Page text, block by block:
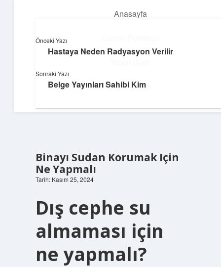
Anasayfa
Hakkımızda
Neşeli Fikir Köşesi
Hayatına neşe katan kısa hikayeler!
Binayı Sudan Korumak Için
Ne Yapmalı
Tarih: Kasım 25, 2024
Dış cephe su
almaması için
ne yapmalı?
Önceki Yazı
Hastaya Neden Radyasyon Verilir
Sonraki Yazı
Belge Yayınları Sahibi Kim